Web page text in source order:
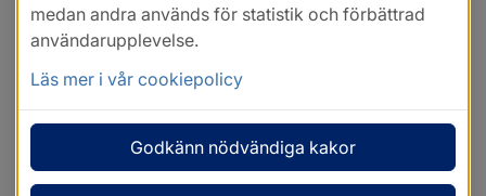
medan andra används för statistik och förbättrad
användarupplevelse.
Läs mer i vår cookiepolicy
Godkänn nödvändiga kakor